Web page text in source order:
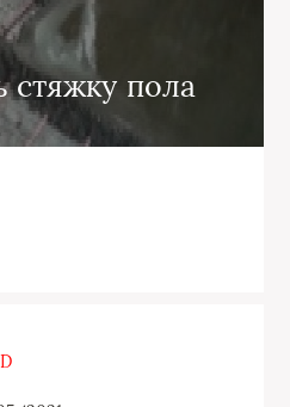
стяжку пола